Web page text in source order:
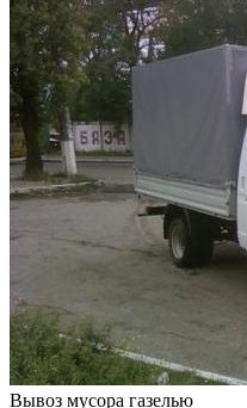
Вывоз мусора газелью